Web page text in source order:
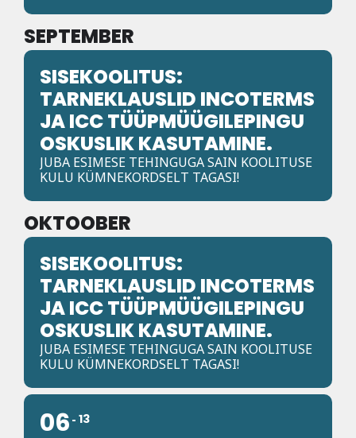
SEPTEMBER
SISEKOOLITUS:
TARNEKLAUSLID INCOTERMS
JA ICC TÜÜPMÜÜGILEPINGU
OSKUSLIK KASUTAMINE.
JUBA ESIMESE TEHINGUGA SAIN KOOLITUSE
KULU KÜMNEKORDSELT TAGASI!
OKTOOBER
SISEKOOLITUS:
TARNEKLAUSLID INCOTERMS
JA ICC TÜÜPMÜÜGILEPINGU
OSKUSLIK KASUTAMINE.
JUBA ESIMESE TEHINGUGA SAIN KOOLITUSE
KULU KÜMNEKORDSELT TAGASI!
06 13